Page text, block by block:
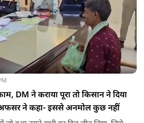
DM ने कराया पूरा तो किसान ने दिया
ने कहा- इससे अनमोल कुछ नहीं